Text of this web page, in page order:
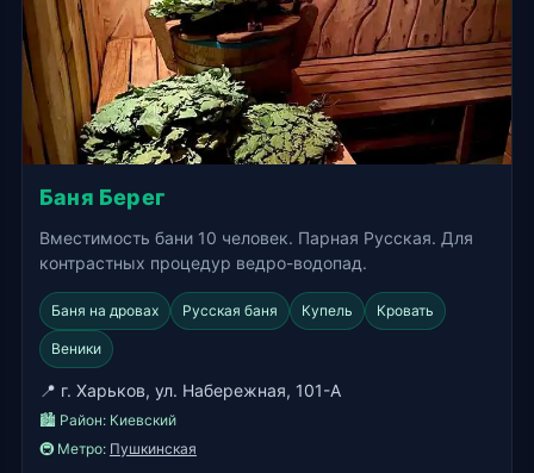
Баня Берег
Вместимость бани 10 человек. Парная Русская. Для
контрастных процедур ведро-водопад.
Баня на дровах Русская баня Купель Кровать
Веники
📍 г. Харьков, ул. Набережная, 101-А
🏙️ Район: Киевский
🚇 Метро: Пушкинская